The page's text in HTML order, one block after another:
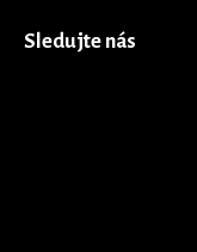
Sledujte nás